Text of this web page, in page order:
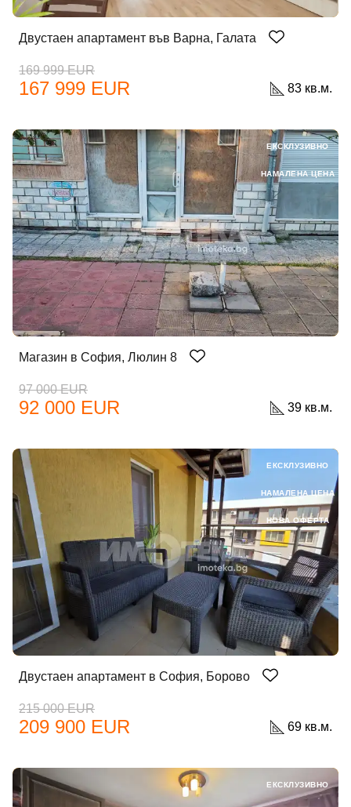
Добре дошъл!
Вход Регистрация
Имейл Адрес
Парола
Забравена парола?
Вход
Вход като гост
или използвай профил
Двустаен апартамент във Варна, Галата
169 999 EUR
167 999 EUR 83 кв.м.
Магазин в София, Люлин 8
97 000 EUR
92 000 EUR 39 кв.м.
ЕКСКЛУЗИВНО
НАМАЛЕНА ЦЕНА
Двустаен апартамент в София, Борово
215 000 EUR
209 900 EUR 69 кв.м.
ЕКСКЛУЗИВНО
НАМАЛЕНА ЦЕНА
НОВА ОФЕРТА
ЕКСКЛУЗИВНО